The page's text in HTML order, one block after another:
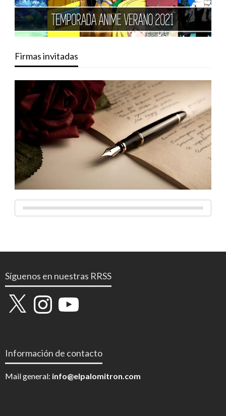
Firmas invitadas
Síguenos en nuestras RRSS
X InstagramYouTube
Información de contacto
Mail general: info@elpalomitron.com